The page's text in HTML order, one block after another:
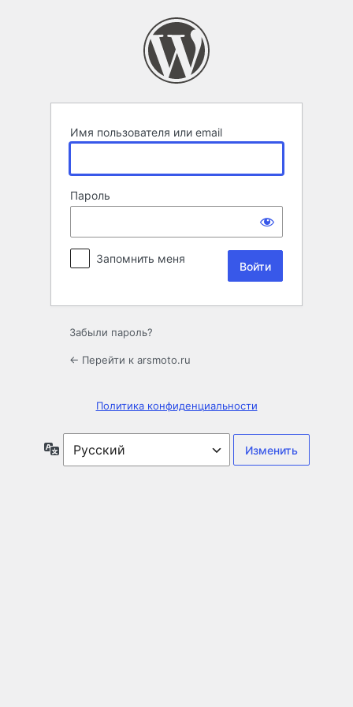
Имя пользователя или email
Пароль
Запомнить меня
Забыли пароль?
← Перейти к arsmoto.ru
Политика конфиденциальности
Язык